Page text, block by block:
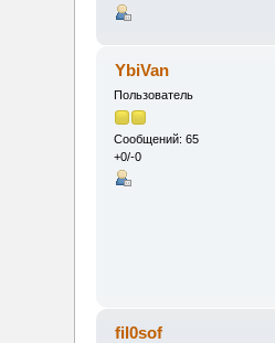
YbiVan
Пользователь
Сообщений: 65
+0/-0
fil0sof